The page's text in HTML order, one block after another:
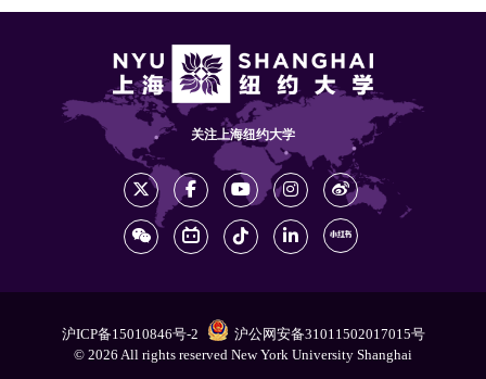
关注上海纽约大学
沪ICP备15010846号-2
沪公网安备31011502017015号
© 2026 All rights reserved New York University Shanghai